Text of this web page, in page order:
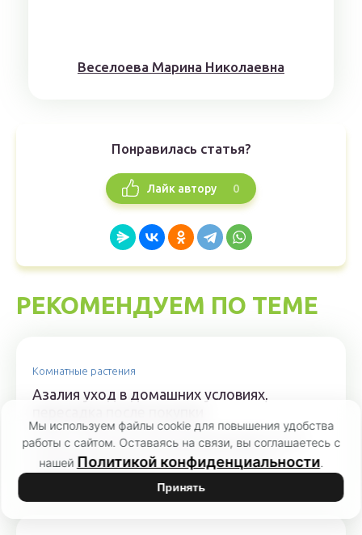
Веселоева Марина Николаевна
Понравилась статья?
Лайк автору 0
РЕКОМЕНДУЕМ ПО ТЕМЕ
Комнатные растения
Азалия уход в домашних условиях,
Azalea – группа растений, принадлежащих к роду
Рододендрон. Для них характерно обильное
цветение и высокая...
Мы используем файлы cookie для повышения удобства
работы с сайтом. Оставаясь на связи, вы соглашаетесь с
нашей Политикой конфиденциальности.
Принять